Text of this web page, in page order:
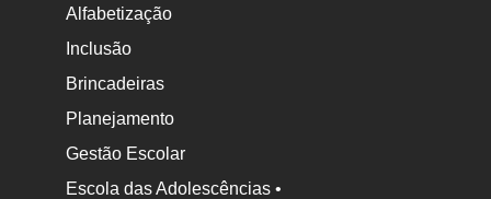
Alfabetização
Inclusão
Brincadeiras
Planejamento
Gestão Escolar
Escola das Adolescências •